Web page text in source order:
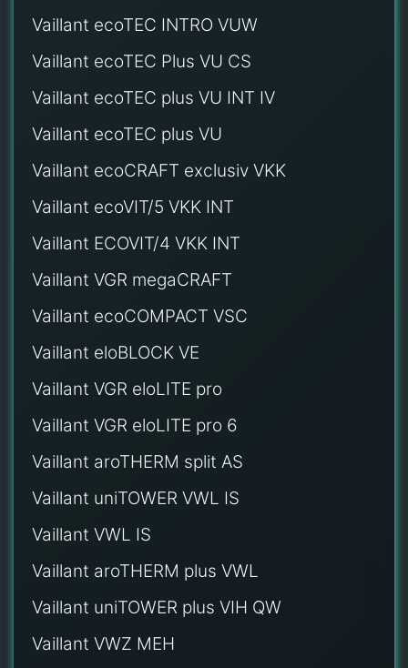
Vaillant ecoTEC INTRO VUW
Vaillant ecoTEC Plus VU CS
Vaillant ecoTEC plus VU INT IV
Vaillant ecoTEC plus VU
Vaillant ecoCRAFT exclusiv VKK
Vaillant ecoVIT/5 VKK INT
Vaillant ECOVIT/4 VKK INT
Vaillant VGR megaCRAFT
Vaillant ecoCOMPACT VSC
Vaillant eloBLOCK VE
Vaillant VGR eloLITE pro
Vaillant VGR eloLITE pro 6
Vaillant aroTHERM split AS
Vaillant uniTOWER VWL IS
Vaillant VWL IS
Vaillant aroTHERM plus VWL
Vaillant uniTOWER plus VIH QW
Vaillant VWZ MEH